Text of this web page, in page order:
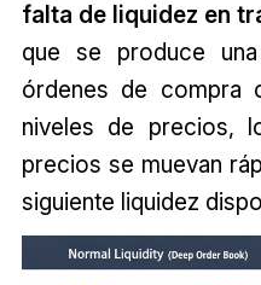
falta de liquidez en
que se produce
órdenes de compra
niveles de precios,
precios se muevan
siguiente liquidez